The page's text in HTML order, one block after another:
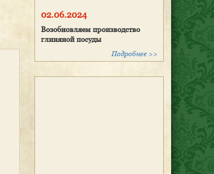
02.06.2024
Возобновляем производство
глиняной посуды
Подробнее >>